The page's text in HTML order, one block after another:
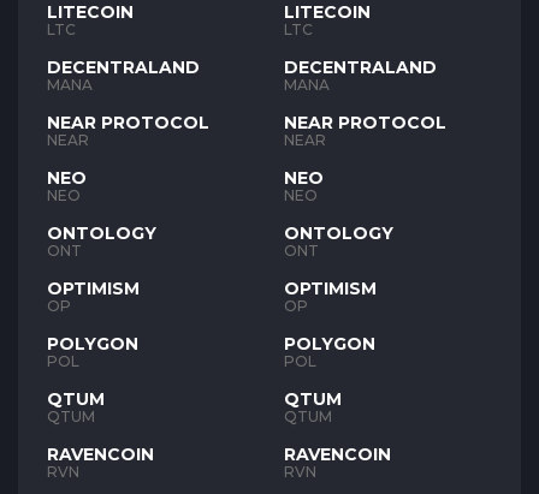
LITECOIN
LTC
DECENTRALAND
MANA
NEAR PROTOCOL
NEAR
NEO
NEO
ONTOLOGY
ONT
OPTIMISM
OP
POLYGON
POL
QTUM
QTUM
RAVENCOIN
RVN
LITECOIN
LTC
DECENTRALAND
MANA
NEAR PROTOCOL
NEAR
NEO
NEO
ONTOLOGY
ONT
OPTIMISM
OP
POLYGON
POL
QTUM
QTUM
RAVENCOIN
RVN